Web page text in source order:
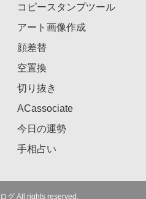
コピースタンプツール
アート画像作成
顔差替
空置換
切り抜き
ACassociate
今日の運勢
手相占い
グ All rights reserved.